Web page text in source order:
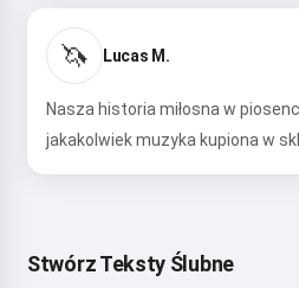
🦄 Lucas M.
Nasza historia miłosna w
jakakolwiek muzyka kupiona w
Stwórz Teksty Ślubne
Akceptuję: Warunki
Polityka zwrotów